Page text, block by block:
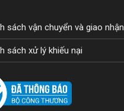
sách vận chuyển và giao nhận
sách xử lý khiếu nại